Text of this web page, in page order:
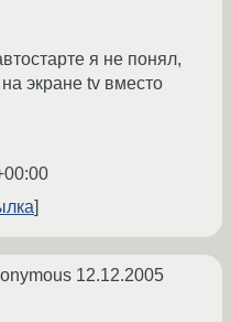
я не понял,
экране tv вместо
12.12.2005